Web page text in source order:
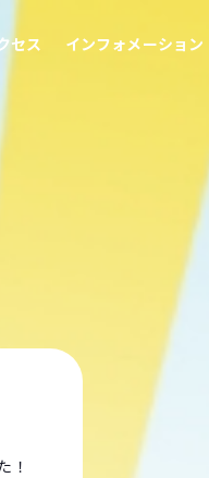
セス インフォメーション
！